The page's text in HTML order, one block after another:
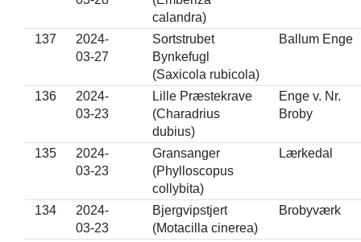
calandra)
137
2024-
03-27
Sortstrubet
Bynkefugl
(Saxicola rubicola)
Ballum Enge
136
2024-
03-23
Lille Præstekrave
(Charadrius
dubius)
Enge v. Nr.
Broby
135
2024-
03-23
Gransanger
(Phylloscopus
collybita)
Lærkedal
134
2024-
03-23
Bjergvipstjert
(Motacilla cinerea)
Brobyværk